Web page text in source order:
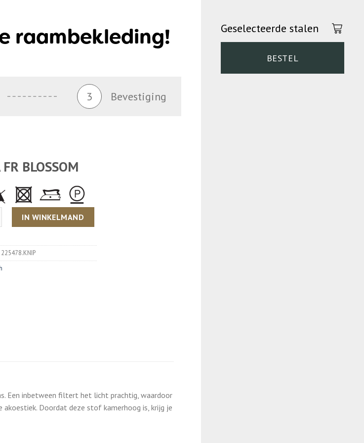
raambekleding!
3 Bevestiging
BLOSSOM
IN WINKELMAND
225478.KNIP
Een inbetween filtert het licht prachtig, waardoor
Doordat deze stof kamerhoog is, krijg je
Geselecteerde stalen
BESTEL